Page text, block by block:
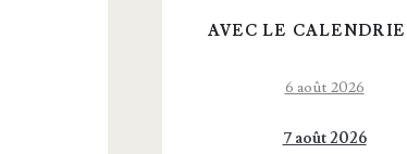
AVEC LE
6 août 2026
7 août 2026